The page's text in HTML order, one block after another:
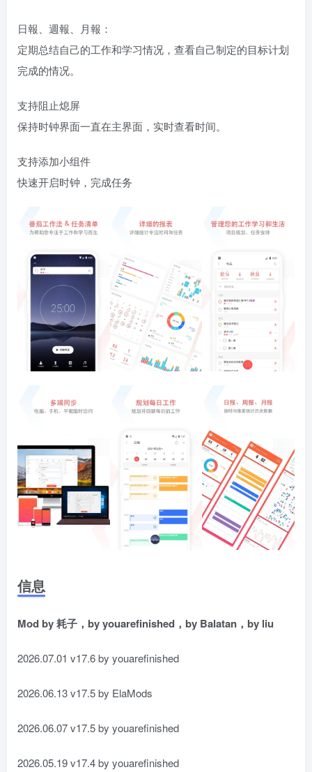
日報、週報、月報：
定期总结自己的工作和学习情况，查看自己制定的目标计划
完成的情况。
支持阻止熄屏
保持时钟界面一直在主界面，实时查看时间。
支持添加小组件
快速开启时钟，完成任务
信息
Mod by 耗子，by youarefinished，by Balatan，by liu
2026.07.01 v17.6 by youarefinished
2026.06.13 v17.5 by ElaMods
2026.06.07 v17.5 by youarefinished
2026.05.19 v17.4 by youarefinished